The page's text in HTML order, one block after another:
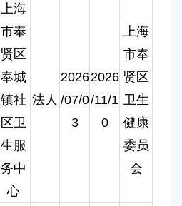
上海
市奉
贤区
奉城
镇社
区卫
生服
务中
心
法人
2026
/07/0
3
2026
/11/1
0
上海
市奉
贤区
卫生
健康
委员
会